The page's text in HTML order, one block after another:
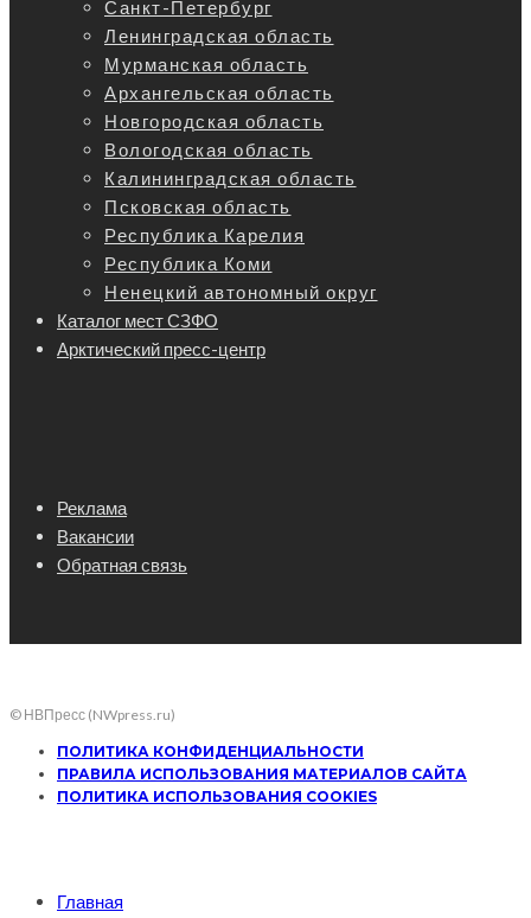
Санкт-Петербург
Ленинградская область
Мурманская область
Архангельская область
Новгородская область
Вологодская область
Калининградская область
Псковская область
Республика Карелия
Республика Коми
Ненецкий автономный округ
Каталог мест СЗФО
Арктический пресс-центр
Реклама
Вакансии
Обратная связь
© НВПресс (NWpress.ru)
ПОЛИТИКА КОНФИДЕНЦИАЛЬНОСТИ
ПРАВИЛА ИСПОЛЬЗОВАНИЯ МАТЕРИАЛОВ САЙТА
ПОЛИТИКА ИСПОЛЬЗОВАНИЯ COOKIES
Главная